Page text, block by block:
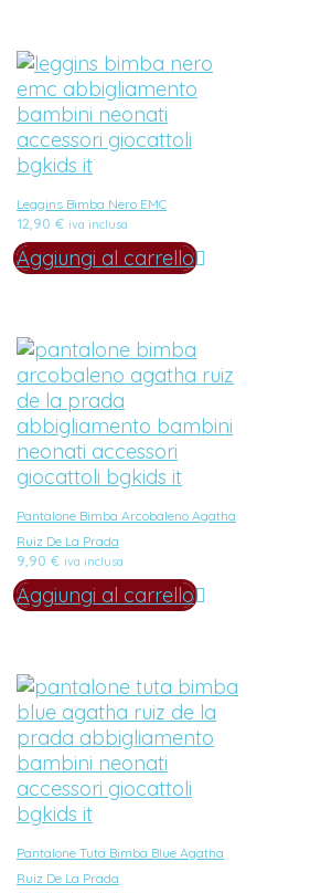
Leggins Bimba Nero EMC
12,90 € iva inclusa
Aggiungi al carrello
Pantalone Bimba Arcobaleno Agatha
Ruiz De La Prada
9,90 € iva inclusa
Aggiungi al carrello
Pantalone Tuta Bimba Blue Agatha
Ruiz De La Prada